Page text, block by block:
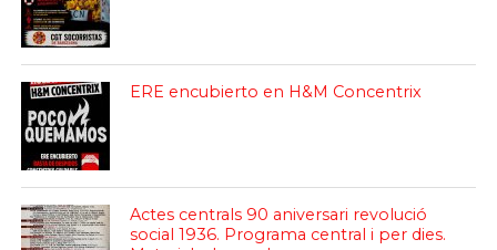
ERE encubierto en H&M Concentrix
Actes centrals 90 aniversari revolució
social 1936. Programa central i per dies.